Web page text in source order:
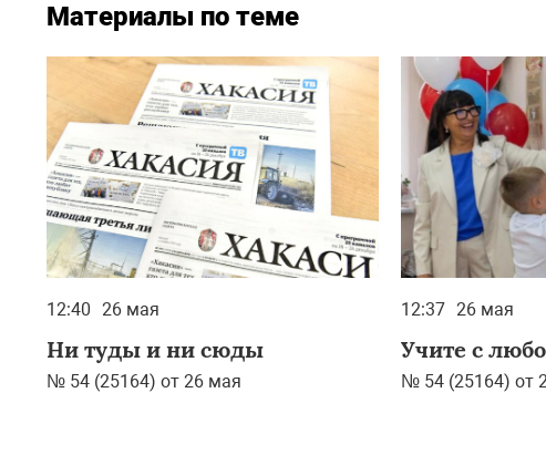
Материалы по теме
12:40 26 мая
Ни туды и ни сюды
№ 54 (25164) от 26 мая
12:37 26 мая
Учите с
№ 54 (25164) от